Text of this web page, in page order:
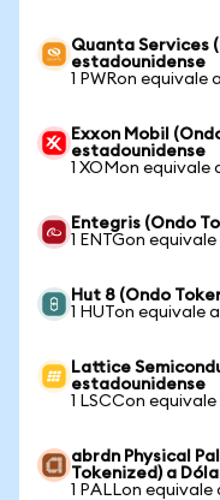
Quanta Services
estadounidense
1 PWRon equivale
Exxon Mobil
estadounidense
1 XOMon equivale
Entegris (Ondo
1 ENTGon
Hut 8 (Ondo
1 HUTon equivale
Lattice
estadounidense
1 LSCCon equivale
abrdn Physical
Tokenized) a
1 PALLon equivale